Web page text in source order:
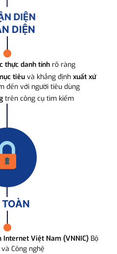
DIỆN
thực danh tính rõ ràng
tiêuvà khẳng định xuất xứ
đến với người tiêu dùng
trên công cụ tìm kiếm
Internet Việt Nam (VNNIC) Bộ
Công nghệ